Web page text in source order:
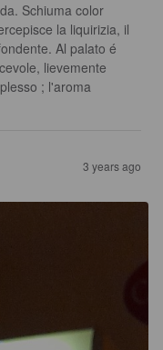
Schiuma color
la liquirizia, il
Al palato é
lievemente
; l'aroma
3 years ago